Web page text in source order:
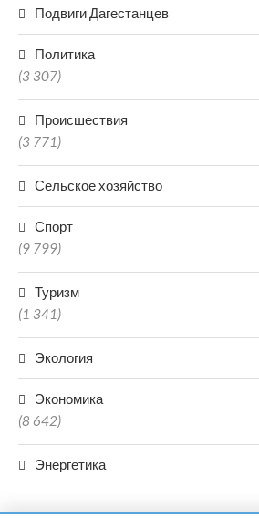
Подвиги Дагестанцев
Политика
(3 307)
Происшествия
(3 771)
Сельское хозяйство
Спорт
(9 799)
Туризм
(1 341)
Экология
Экономика
(8 642)
Энергетика